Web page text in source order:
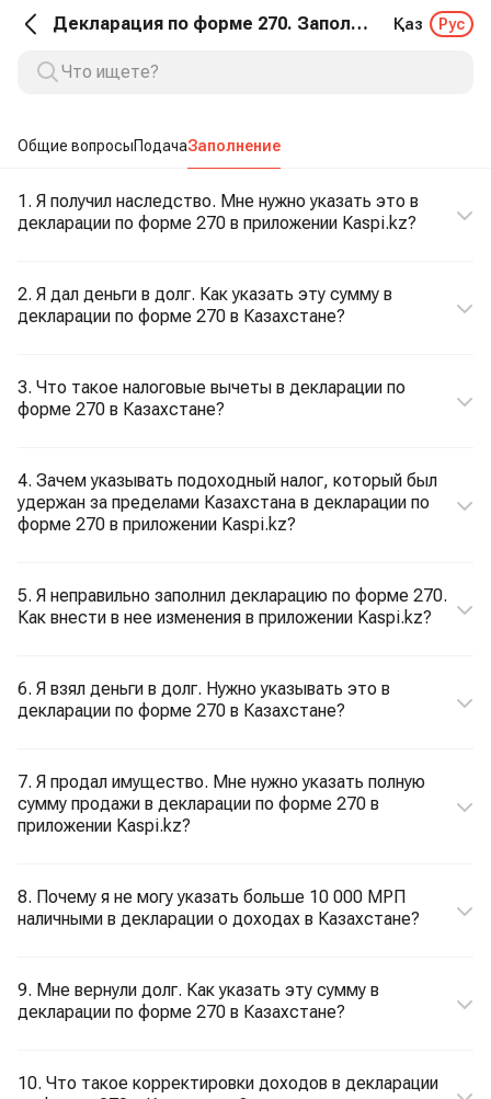
Декларация по форме 270. Заполнение Қаз Рус
Общие вопросыПодачаЗаполнение
1. Я получил наследство. Мне нужно указать это в
декларации по форме 270 в приложении Kaspi.kz?
2. Я дал деньги в долг. Как указать эту сумму в
декларации по форме 270 в Казахстане?
3. Что такое налоговые вычеты в декларации по
форме 270 в Казахстане?
4. Зачем указывать подоходный налог, который был
удержан за пределами Казахстана в декларации по
форме 270 в приложении Kaspi.kz?
5. Я неправильно заполнил декларацию по форме 270.
Как внести в нее изменения в приложении Kaspi.kz?
6. Я взял деньги в долг. Нужно указывать это в
декларации по форме 270 в Казахстане?
7. Я продал имущество. Мне нужно указать полную
сумму продажи в декларации по форме 270 в
приложении Kaspi.kz?
8. Почему я не могу указать больше 10 000 МРП
наличными в декларации о доходах в Казахстане?
9. Мне вернули долг. Как указать эту сумму в
декларации по форме 270 в Казахстане?
10. Что такое корректировки доходов в декларации